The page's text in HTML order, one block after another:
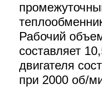
Рабочий
составляет
двигателя
при 2000 об/